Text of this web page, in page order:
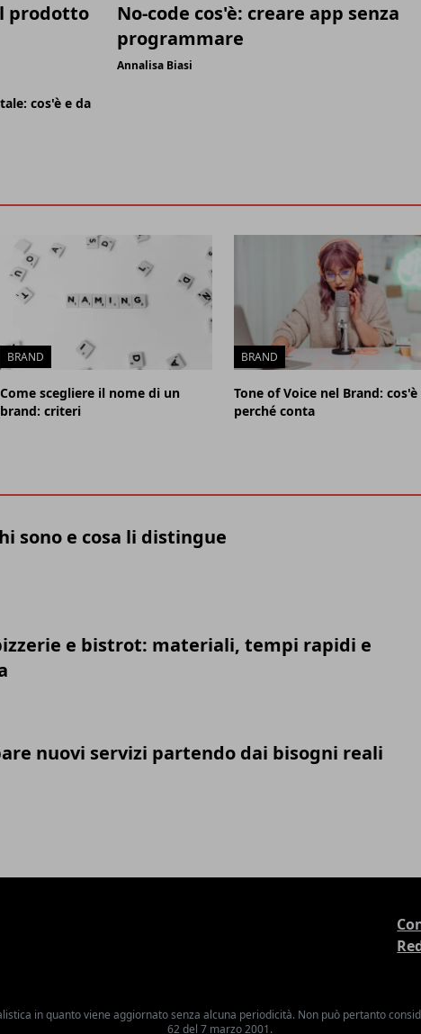
prodotto
No-code cos'è: creare app senza
programmare
Annalisa Biasi
cos'è e da
BRAND
Come scegliere il nome di un
brand: criteri
BRAND
Tone of Voice nel Brand: cos'è
perché conta
sono e cosa li distingue
e bistrot: materiali, tempi rapidi e
nuovi servizi partendo dai bisogni reali
in quanto viene aggiornato senza alcuna periodicità. Non può pertanto
62 del 7 marzo 2001.